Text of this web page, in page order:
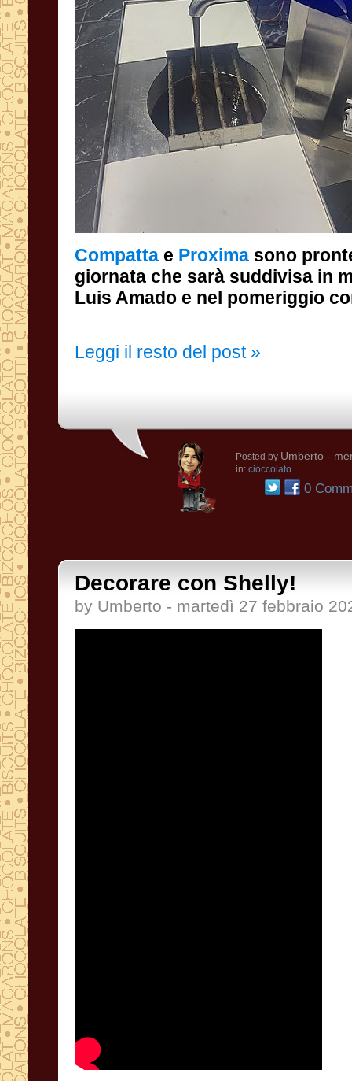
Compatta e Proxima sono
giornata che sarà
Luis Amado e nel pomeriggio
Leggi il resto del post »
Posted by Umberto -
in: cioccolato
0
Decorare con Shelly!
by Umberto - martedì 27 febbraio